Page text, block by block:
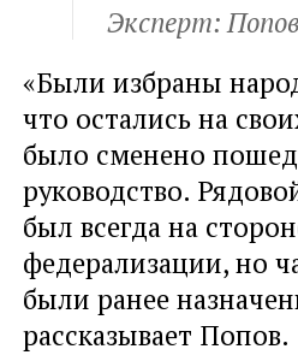
Эксперт:
«Были избраны
что остались на
было сменено
руководство.
был всегда на
федерализации, но
были ранее
рассказывает Попов.